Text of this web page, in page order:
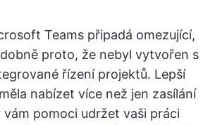
Teams připadá omezující,
proto, že nebyl vytvořen s
řízení projektů. Lepší
nabízet více než jen zasílání
vám pomoci udržet vaši práci